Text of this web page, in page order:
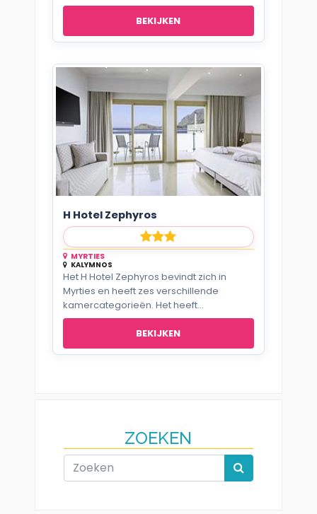
BEKIJKEN
H Hotel Zephyros
MYRTIES
KALYMNOS
Het H Hotel Zephyros bevindt zich in
Myrties en heeft zes verschillende
kamercategorieën. Het heeft...
BEKIJKEN
ZOEKEN